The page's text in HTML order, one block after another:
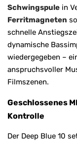
Schwingspule in
Ferritmagneten
schnelle
dynamische
wiedergegeben –
anspruchsvoller
Filmszenen.
Geschlossenes
Kontrolle
Der Deep Blue 10